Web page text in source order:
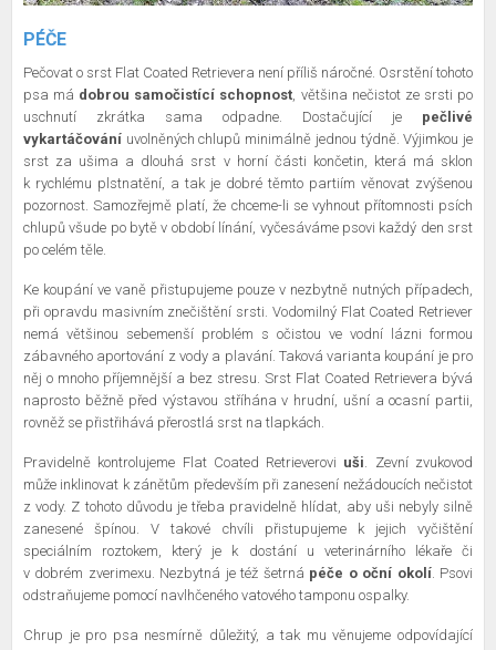
PÉČE
Pečovat o srst Flat Coated Retrievera není příliš náročné. Osrstění tohoto
psa má dobrou samočistící schopnost, většina nečistot ze srsti po
uschnutí zkrátka sama odpadne. Dostačující je pečlivé
vykartáčování uvolněných chlupů minimálně jednou týdně. Výjimkou je
srst za ušima a dlouhá srst v horní části končetin, která má sklon
k rychlému plstnatění, a tak je dobré těmto partiím věnovat zvýšenou
pozornost. Samozřejmě platí, že chceme-li se vyhnout přítomnosti psích
chlupů všude po bytě v období línání, vyčesáváme psovi každý den srst
po celém těle.
Ke koupání ve vaně přistupujeme pouze v nezbytně nutných případech,
při opravdu masivním znečištění srsti. Vodomilný Flat Coated Retriever
nemá většinou sebemenší problém s očistou ve vodní lázni formou
zábavného aportování z vody a plavání. Taková varianta koupání je pro
něj o mnoho příjemnější a bez stresu. Srst Flat Coated Retrievera bývá
naprosto běžně před výstavou stříhána v hrudní, ušní a ocasní partii,
rovněž se přistřihává přerostlá srst na tlapkách.
Pravidelně kontrolujeme Flat Coated Retrieverovi uši. Zevní zvukovod
může inklinovat k zánětům především při zanesení nežádoucích nečistot
z vody. Z tohoto důvodu je třeba pravidelně hlídat, aby uši nebyly silně
zanesené špínou. V takové chvíli přistupujeme k jejich vyčištění
speciálním roztokem, který je k dostání u veterinárního lékaře či
v dobrém zverimexu. Nezbytná je též šetrná péče o oční okolí. Psovi
odstraňujeme pomocí navlhčeného vatového tamponu ospalky.
Chrup je pro psa nesmírně důležitý, a tak mu věnujeme odpovídající